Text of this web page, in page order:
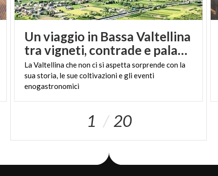
Un viaggio in Bassa Valtellina
tra vigneti, contrade e palazzi storici
La Valtellina che non ci si aspetta sorprende con la
sua storia, le sue coltivazioni e gli eventi
enogastronomici
1 20